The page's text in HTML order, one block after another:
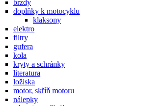
brzdy
doplňky k motocyklu
klaksony
elektro
filtry
gufera
kola
kryty a schránky
literatura
ložiska
motor, skříň motoru
nálepky